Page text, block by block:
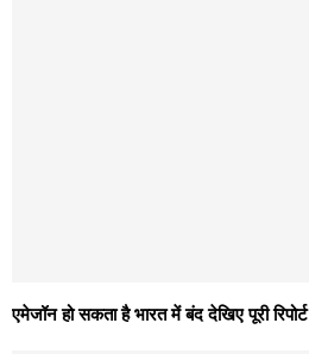
एमेजॉन हो सकता है भारत में बंद देखिए पूरी रिपोर्ट